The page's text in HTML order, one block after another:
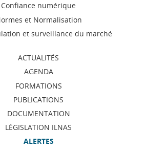
Confiance numérique
et Normalisation
et surveillance du marché
ACTUALITÉS
AGENDA
FORMATIONS
PUBLICATIONS
DOCUMENTATION
LÉGISLATION ILNAS
ALERTES